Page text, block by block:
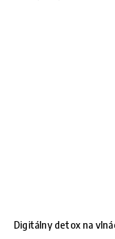
Digitálny detox na